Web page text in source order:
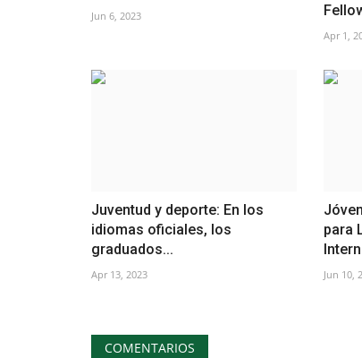
Jun 6, 2023
Apr 1,
Juventud y deporte: En los
idiomas oficiales, los
graduados...
Apr 13, 2023
para
Jun 10,
COMENTARIOS